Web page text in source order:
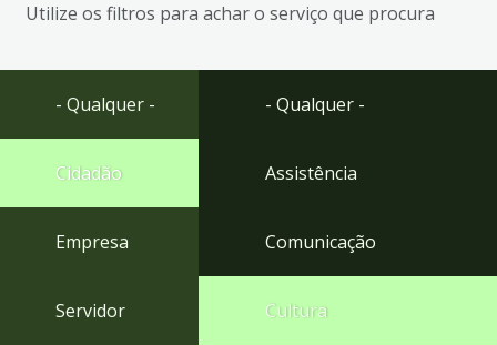
busca
Ir
rodapé
Utilize os filtros para achar o serviço que procura
- Qualquer -
Cidadão
Empresa
Servidor
- Qualquer -
Assistência
Comunicação
Cultura